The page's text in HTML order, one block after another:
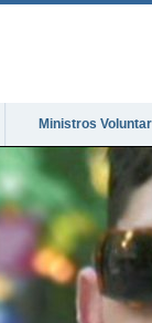
Ministros